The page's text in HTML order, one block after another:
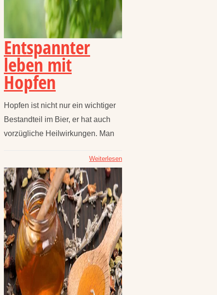
Entspannter
leben mit
Hopfen
Hopfen ist nicht nur ein wichtiger
Bestandteil im Bier, er hat auch
vorzügliche Heilwirkungen. Man
Weiterlesen